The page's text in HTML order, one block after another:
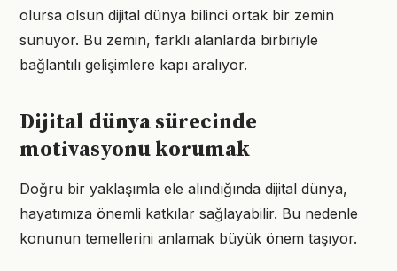
olursa olsun dijital dünya bilinci ortak bir zemin
sunuyor. Bu zemin, farklı alanlarda birbiriyle
bağlantılı gelişimlere kapı aralıyor.
Dijital dünya sürecinde
motivasyonu korumak
Doğru bir yaklaşımla ele alındığında dijital dünya,
hayatımıza önemli katkılar sağlayabilir. Bu nedenle
konunun temellerini anlamak büyük önem taşıyor.